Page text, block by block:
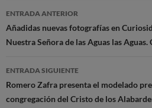
Navegación
de
entradas
ENTRADA ANTERIOR
Añadidas nuevas fotografías en
Nuestra Señora de las Aguas las Aguas.
ENTRADA SIGUIENTE
Romero Zafra presenta el modelado
congregación del Cristo de los